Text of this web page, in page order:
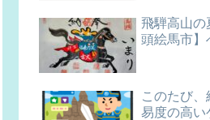
飛騨高山の
頭絵馬市】
このたび
易度の高い